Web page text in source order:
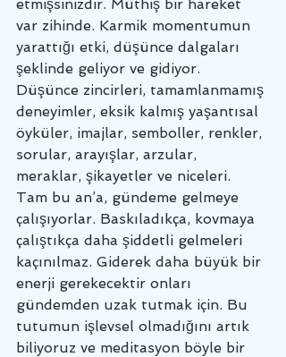
etmişsinizdir. Müthiş bir hareket
var zihinde. Karmik momentumun
yarattığı etki, düşünce dalgaları
şeklinde geliyor ve gidiyor.
Düşünce zincirleri, tamamlanmamış
deneyimler, eksik kalmış yaşantısal
öyküler, imajlar, semboller, renkler,
sorular, arayışlar, arzular,
meraklar, şikayetler ve niceleri.
Tam bu an’a, gündeme gelmeye
çalışıyorlar. Baskıladıkça, kovmaya
çalıştıkça daha şiddetli gelmeleri
kaçınılmaz. Giderek daha büyük bir
enerji gerekecektir onları
gündemden uzak tutmak için. Bu
tutumun işlevsel olmadığını artık
biliyoruz ve meditasyon böyle bir